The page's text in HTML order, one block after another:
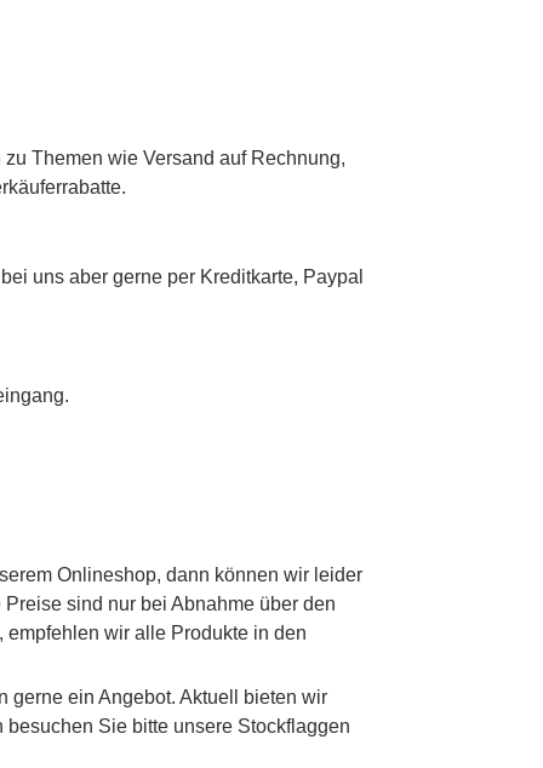
Themen wie Versand auf Rechnung,
uns aber gerne per Kreditkarte, Paypal
Onlineshop, dann können wir leider
sind nur bei Abnahme über den
wir alle Produkte in den
gerne ein Angebot. Aktuell bieten wir
Sie bitte unsere Stockflaggen